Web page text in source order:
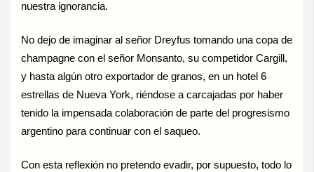
nuestra ignorancia.
No dejo de imaginar al señor Dreyfus tomando una copa de
champagne con el señor Monsanto, su competidor Cargill,
y hasta algún otro exportador de granos, en un hotel 6
estrellas de Nueva York, riéndose a carcajadas por haber
tenido la impensada colaboración de parte del progresismo
argentino para continuar con el saqueo.
Con esta reflexión no pretendo evadir, por supuesto, todo lo